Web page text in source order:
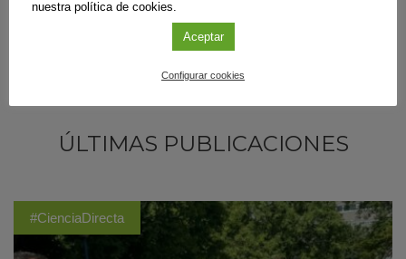
ÚLTIMAS PUBLICACIONES
#CienciaDirecta
nuestra política de cookies.
Aceptar
Configurar cookies